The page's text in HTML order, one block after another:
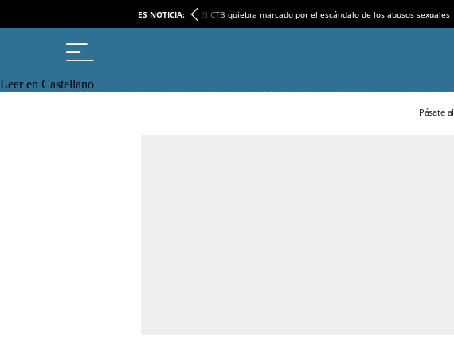
ES NOTICIA: El CTB quiebra marcado por el escándalo de los abusos sexuales
Leer en Castellano
Pásate